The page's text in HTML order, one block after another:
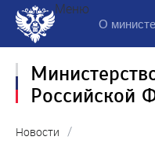
Меню
О
Российской
Новости /